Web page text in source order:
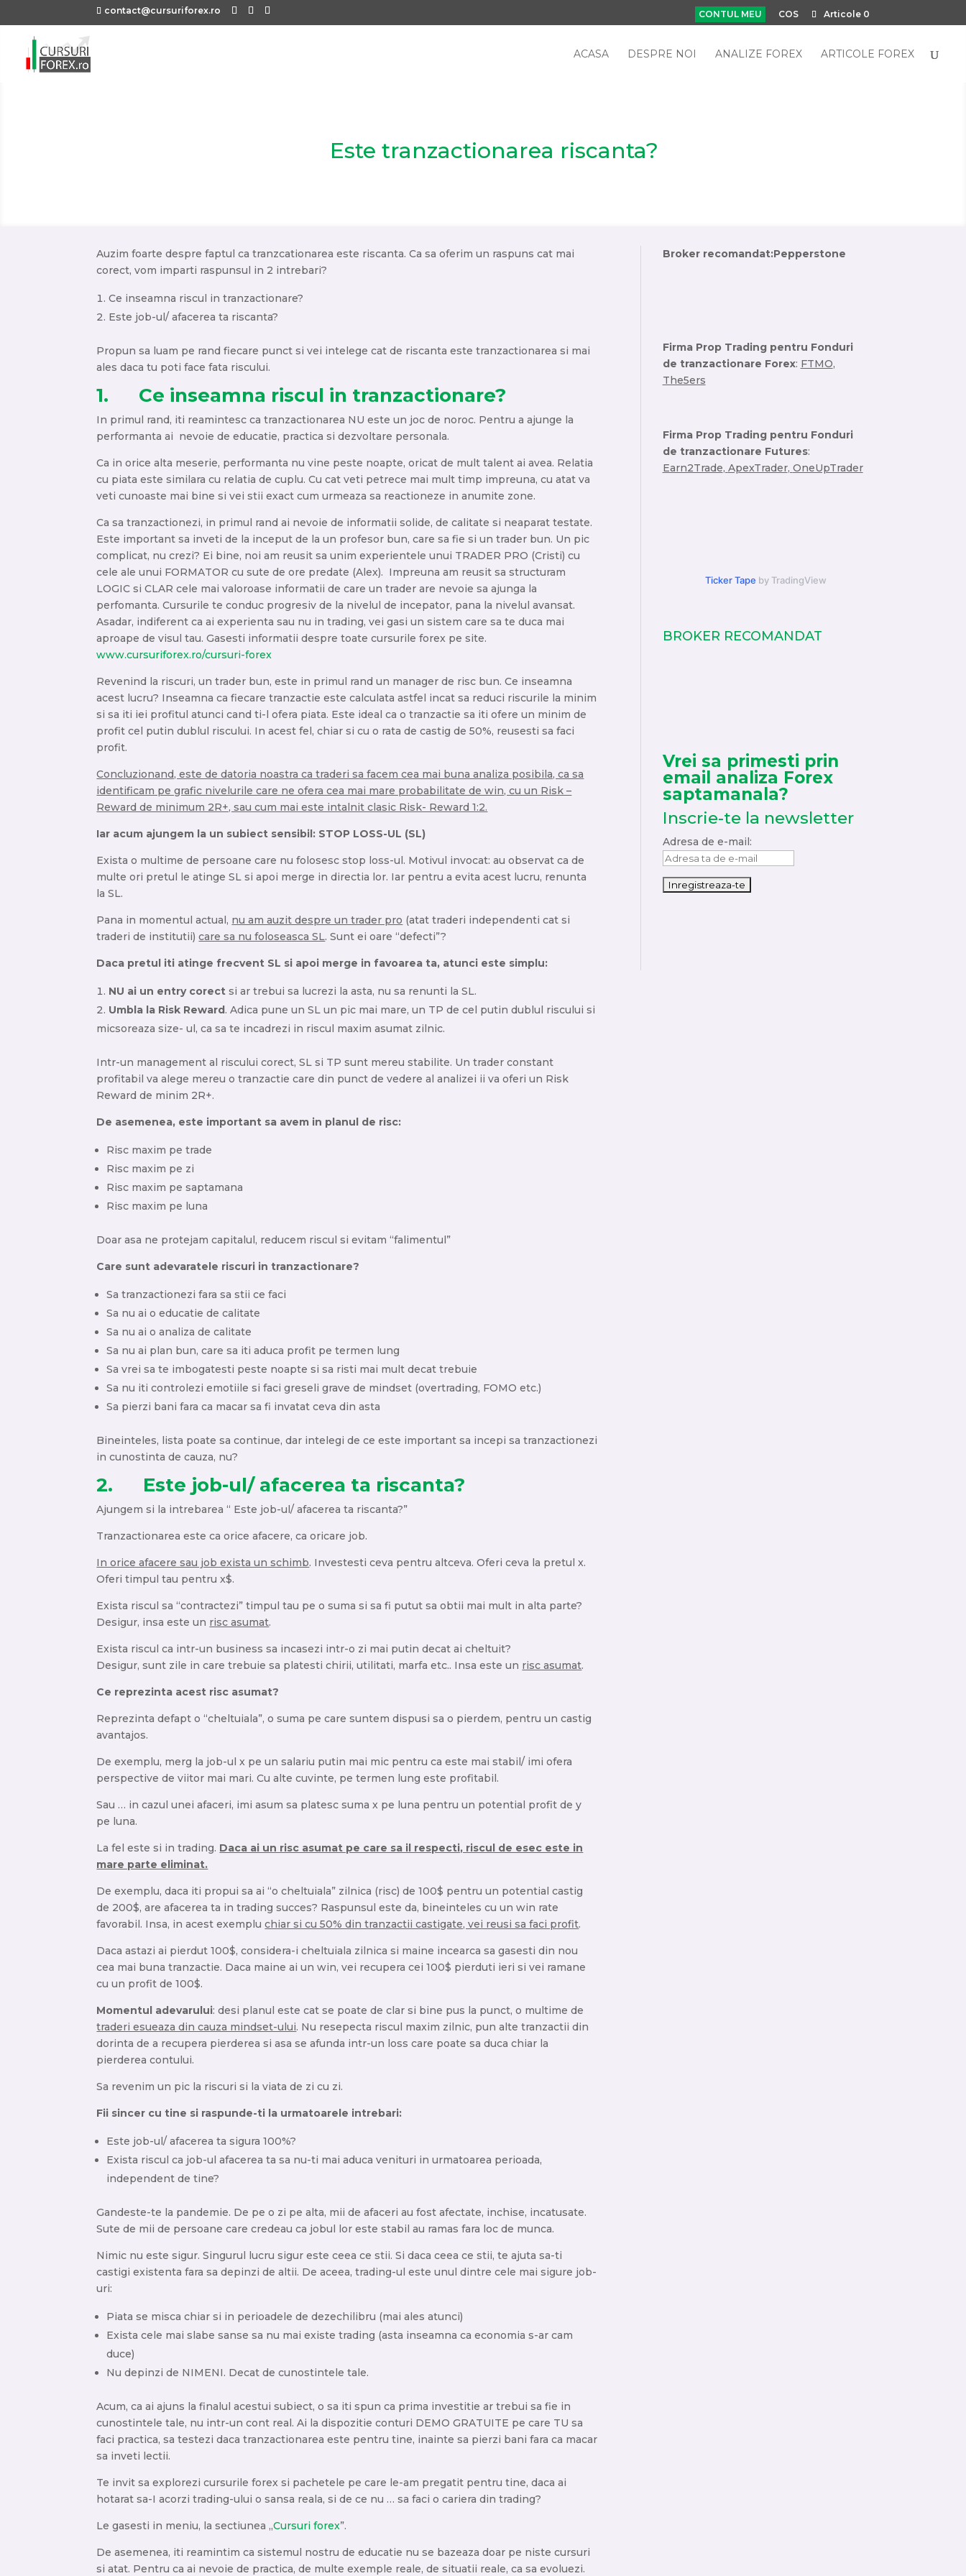
contact@cursuriforex.ro CONTUL MEU COS Articole 0
ACASA DESPRE NOI ANALIZE FOREX ARTICOLE FOREX
Este tranzactionarea riscanta?
Auzim foarte despre faptul ca tranzcationarea este riscanta. Ca sa oferim un raspuns cat mai
corect, vom imparti raspunsul in 2 intrebari?
Ce inseamna riscul in tranzactionare?
Este job-ul/ afacerea ta riscanta?
Propun sa luam pe rand fiecare punct si vei intelege cat de riscanta este tranzactionarea si mai
ales daca tu poti face fata riscului.
1. Ce inseamna riscul in tranzactionare?
In primul rand, iti reamintesc ca tranzactionarea NU este un joc de noroc. Pentru a ajunge la
performanta ai nevoie de educatie, practica si dezvoltare personala.
Ca in orice alta meserie, performanta nu vine peste noapte, oricat de mult talent ai avea. Relatia
cu piata este similara cu relatia de cuplu. Cu cat veti petrece mai mult timp impreuna, cu atat va
veti cunoaste mai bine si vei stii exact cum urmeaza sa reactioneze in anumite zone.
Ca sa tranzactionezi, in primul rand ai nevoie de informatii solide, de calitate si neaparat testate.
Este important sa inveti de la inceput de la un profesor bun, care sa fie si un trader bun. Un pic
complicat, nu crezi? Ei bine, noi am reusit sa unim experientele unui TRADER PRO (Cristi) cu
cele ale unui FORMATOR cu sute de ore predate (Alex). Impreuna am reusit sa structuram
LOGIC si CLAR cele mai valoroase informatii de care un trader are nevoie sa ajunga la
perfomanta. Cursurile te conduc progresiv de la nivelul de incepator, pana la nivelul avansat.
Asadar, indiferent ca ai experienta sau nu in trading, vei gasi un sistem care sa te duca mai
aproape de visul tau. Gasesti informatii despre toate cursurile forex pe site.
www.cursuriforex.ro/cursuri-forex
Revenind la riscuri, un trader bun, este in primul rand un manager de risc bun. Ce inseamna
acest lucru? Inseamna ca fiecare tranzactie este calculata astfel incat sa reduci riscurile la minim
si sa iti iei profitul atunci cand ti-l ofera piata. Este ideal ca o tranzactie sa iti ofere un minim de
profit cel putin dublul riscului. In acest fel, chiar si cu o rata de castig de 50%, reusesti sa faci
profit.
Concluzionand, este de datoria noastra ca traderi sa facem cea mai buna analiza posibila, ca sa
identificam pe grafic nivelurile care ne ofera cea mai mare probabilitate de win, cu un Risk –
Reward de minimum 2R+, sau cum mai este intalnit clasic Risk- Reward 1:2.
Iar acum ajungem la un subiect sensibil: STOP LOSS-UL (SL)
Exista o multime de persoane care nu folosesc stop loss-ul. Motivul invocat: au observat ca de
multe ori pretul le atinge SL si apoi merge in directia lor. Iar pentru a evita acest lucru, renunta
la SL.
Pana in momentul actual, nu am auzit despre un trader pro (atat traderi independenti cat si
traderi de institutii)care sa nu foloseasca SL. Sunt ei oare “defecti”?
Daca pretul iti atinge frecvent SL si apoi merge in favoarea ta, atunci este simplu:
NU ai un entry corect si ar trebui sa lucrezi la asta, nu sa renunti la SL.
Umbla la Risk Reward. Adica pune un SL un pic mai mare, un TP de cel putin dublul riscului si
micsoreaza size- ul, ca sa te incadrezi in riscul maxim asumat zilnic.
Intr-un management al riscului corect, SL si TP sunt mereu stabilite. Un trader constant
profitabil va alege mereu o tranzactie care din punct de vedere al analizei ii va oferi un Risk
Reward de minim 2R+.
De asemenea, este important sa avem in planul de risc:
Risc maxim pe trade
Risc maxim pe zi
Risc maxim pe saptamana
Risc maxim pe luna
Doar asa ne protejam capitalul, reducem riscul si evitam “falimentul”
Care sunt adevaratele riscuri in tranzactionare?
Sa tranzactionezi fara sa stii ce faci
Sa nu ai o educatie de calitate
Sa nu ai o analiza de calitate
Sa nu ai plan bun, care sa iti aduca profit pe termen lung
Sa vrei sa te imbogatesti peste noapte si sa risti mai mult decat trebuie
Sa nu iti controlezi emotiile si faci greseli grave de mindset (overtrading, FOMO etc.)
Sa pierzi bani fara ca macar sa fi invatat ceva din asta
Bineinteles, lista poate sa continue, dar intelegi de ce este important sa incepi sa tranzactionezi
in cunostinta de cauza, nu?
2. Este job-ul/ afacerea ta riscanta?
Ajungem si la intrebarea “ Este job-ul/ afacerea ta riscanta?”
Tranzactionarea este ca orice afacere, ca oricare job.
In orice afacere sau job exista un schimb. Investesti ceva pentru altceva. Oferi ceva la pretul x.
Oferi timpul tau pentru x$.
Exista riscul sa “contractezi” timpul tau pe o suma si sa fi putut sa obtii mai mult in alta parte?
Desigur, insa este un risc asumat.
Exista riscul ca intr-un business sa incasezi intr-o zi mai putin decat ai cheltuit?
Desigur, sunt zile in care trebuie sa platesti chirii, utilitati, marfa etc.. Insa este un risc asumat.
Ce reprezinta acest risc asumat?
Reprezinta defapt o “cheltuiala”, o suma pe care suntem dispusi sa o pierdem, pentru un castig
avantajos.
De exemplu, merg la job-ul x pe un salariu putin mai mic pentru ca este mai stabil/ imi ofera
perspective de viitor mai mari. Cu alte cuvinte, pe termen lung este profitabil.
Sau … in cazul unei afaceri, imi asum sa platesc suma x pe luna pentru un potential profit de y
pe luna.
La fel este si in trading. Daca ai un risc asumat pe care sa il respecti, riscul de esec este in
mare parte eliminat.
De exemplu, daca iti propui sa ai “o cheltuiala” zilnica (risc) de 100$ pentru un potential castig
de 200$, are afacerea ta in trading succes? Raspunsul este da, bineinteles cu un win rate
favorabil. Insa, in acest exempluchiar si cu 50% din tranzactii castigate, vei reusi sa faci profit.
Daca astazi ai pierdut 100$, considera-i cheltuiala zilnica si maine incearca sa gasesti din nou
cea mai buna tranzactie. Daca maine ai un win, vei recupera cei 100$ pierduti ieri si vei ramane
cu un profit de 100$.
Momentul adevarului: desi planul este cat se poate de clar si bine pus la punct, o multime de
traderi esueaza din cauza mindset-ului. Nu resepecta riscul maxim zilnic, pun alte tranzactii din
dorinta de a recupera pierderea si asa se afunda intr-un loss care poate sa duca chiar la
pierderea contului.
Sa revenim un pic la riscuri si la viata de zi cu zi.
Fii sincer cu tine si raspunde-ti la urmatoarele intrebari:
Este job-ul/ afacerea ta sigura 100%?
Exista riscul ca job-ul afacerea ta sa nu-ti mai aduca venituri in urmatoarea perioada,
independent de tine?
Gandeste-te la pandemie. De pe o zi pe alta, mii de afaceri au fost afectate, inchise, incatusate.
Sute de mii de persoane care credeau ca jobul lor este stabil au ramas fara loc de munca.
Nimic nu este sigur. Singurul lucru sigur este ceea ce stii. Si daca ceea ce stii, te ajuta sa-ti
castigi existenta fara sa depinzi de altii. De aceea, trading-ul este unul dintre cele mai sigure job-
uri:
Piata se misca chiar si in perioadele de dezechilibru (mai ales atunci)
Exista cele mai slabe sanse sa nu mai existe trading (asta inseamna ca economia s-ar cam
duce)
Nu depinzi de NIMENI. Decat de cunostintele tale.
Acum, ca ai ajuns la finalul acestui subiect, o sa iti spun ca prima investitie ar trebui sa fie in
cunostintele tale, nu intr-un cont real. Ai la dispozitie conturi DEMO GRATUITE pe care TU sa
faci practica, sa testezi daca tranzactionarea este pentru tine, inainte sa pierzi bani fara ca macar
sa inveti lectii.
Te invit sa explorezi cursurile forex si pachetele pe care le-am pregatit pentru tine, daca ai
hotarat sa-I acorzi trading-ului o sansa reala, si de ce nu … sa faci o cariera din trading?
Le gasesti in meniu, la sectiunea „Cursuri forex”.
De asemenea, iti reamintim ca sistemul nostru de educatie nu se bazeaza doar pe niste cursuri
si atat. Pentru ca ai nevoie de practica, de multe exemple reale, de situatii reale, ca sa evoluezi.
Broker recomandat:Pepperstone
Firma Prop Trading pentru Fonduri
de tranzactionare Forex: FTMO,
The5ers
Firma Prop Trading pentru Fonduri
de tranzactionare Futures:
Earn2Trade, ApexTrader, OneUpTrader
Ticker Tape by TradingView
BROKER RECOMANDAT
Vrei sa primesti prin
email analiza Forex
saptamanala?
Inscrie-te la newsletter
Adresa de e-mail: